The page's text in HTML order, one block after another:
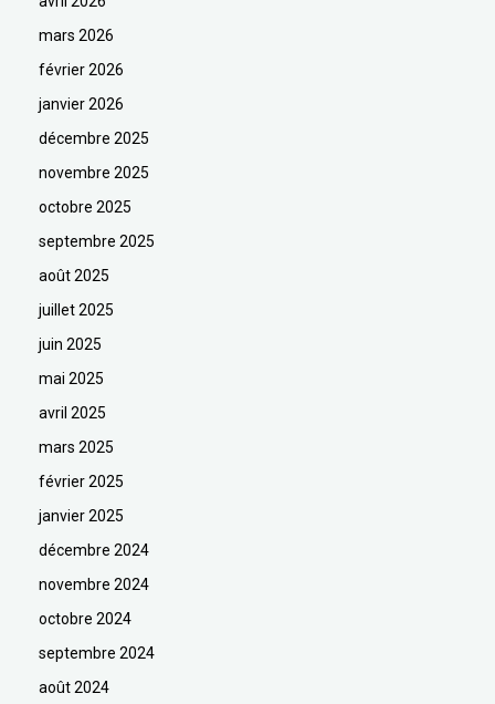
mars 2026
février 2026
janvier 2026
décembre 2025
novembre 2025
octobre 2025
septembre 2025
août 2025
juillet 2025
juin 2025
mai 2025
avril 2025
mars 2025
février 2025
janvier 2025
décembre 2024
novembre 2024
octobre 2024
septembre 2024
août 2024